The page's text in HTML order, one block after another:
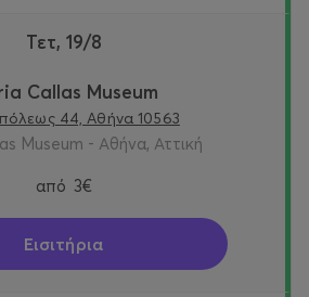
Τετ, 19/8
Callas Museum
44, Αθήνα 10563
Museum - Αθήνα, Αττική
από 3€
Εισιτήρια